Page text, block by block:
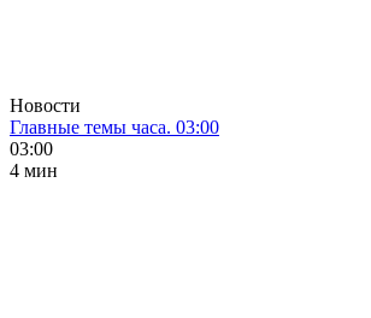
Новости
Главные темы часа. 03:00
03:00
4 мин